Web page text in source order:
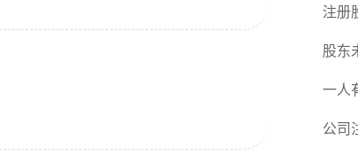
业新
注册
册股
股东
东未
一人
好？
公司